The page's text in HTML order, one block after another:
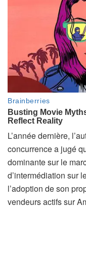
L’année dernière,
concurrence a jugé
dominante sur le
d’intermédiation sur
l’adoption de son
vendeurs actifs sur